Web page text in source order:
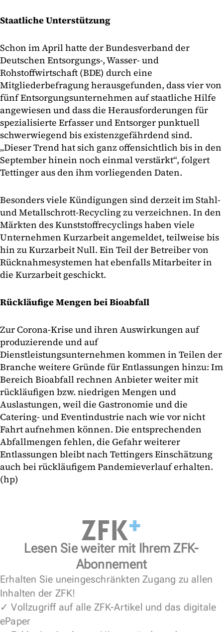
Staatliche Unterstützung
Schon im April hatte der Bundesverband der
Deutschen Entsorgungs-, Wasser- und
Rohstoffwirtschaft (BDE) durch eine
Mitgliederbefragung herausgefunden, dass vier von
fünf Entsorgungsunternehmen auf staatliche Hilfe
angewiesen und dass die Herausforderungen für
spezialisierte Erfasser und Entsorger punktuell
schwerwiegend bis existenzgefährdend sind.
„Dieser Trend hat sich ganz offensichtlich bis in den
September hinein noch einmal verstärkt“, folgert
Tettinger aus den ihm vorliegenden Daten.
Besonders viele Kündigungen sind derzeit im Stahl-
und Metallschrott-Recycling zu verzeichnen. In den
Märkten des Kunststoffrecyclings haben viele
Unternehmen Kurzarbeit angemeldet, teilweise bis
hin zu Kurzarbeit Null. Ein Teil der Betreiber von
Rücknahmesystemen hat ebenfalls Mitarbeiter in
die Kurzarbeit geschickt.
Rückläufige Mengen bei Bioabfall
Zur Corona-Krise und ihren Auswirkungen auf
produzierende und auf
Dienstleistungsunternehmen kommen in Teilen der
Branche weitere Gründe für Entlassungen hinzu: Im
Bereich Bioabfall rechnen Anbieter weiter mit
rückläufigen bzw. niedrigen Mengen und
Auslastungen, weil die Gastronomie und die
Catering- und Eventindustrie nach wie vor nicht
Fahrt aufnehmen können. Die entsprechenden
Abfallmengen fehlen, die Gefahr weiterer
Entlassungen bleibt nach Tettingers Einschätzung
auch bei rückläufigem Pandemieverlauf erhalten.
(hp)
Lesen Sie weiter mit Ihrem ZFK-
Abonnement
Erhalten Sie uneingeschränkten Zugang zu allen
Inhalten der ZFK!
✓ Vollzugriff auf alle ZFK-Artikel und das digitale
ePaper